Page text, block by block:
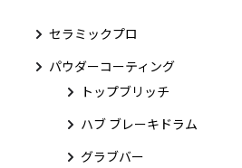
セラミックプロ
パウダーコーティング
トップブリッチ
ハブ ブレーキドラム
グラブバー